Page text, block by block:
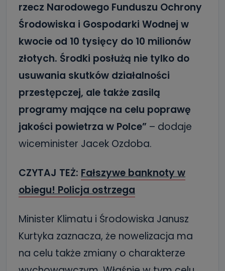
rzecz Narodowego Funduszu Ochrony
Środowiska i Gospodarki Wodnej w
kwocie od 10 tysięcy do 10 milionów
złotych. Środki posłużą nie tylko do
usuwania skutków działalności
przestępczej, ale także zasilą
programy mające na celu poprawę
jakości powietrza w Polce” – dodaje
wiceminister Jacek Ozdoba.
CZYTAJ TEŻ: Fałszywe banknoty w
obiegu! Policja ostrzega
Minister Klimatu i Środowiska Janusz
Kurtyka zaznacza, że nowelizacja ma
na celu także zmiany o charakterze